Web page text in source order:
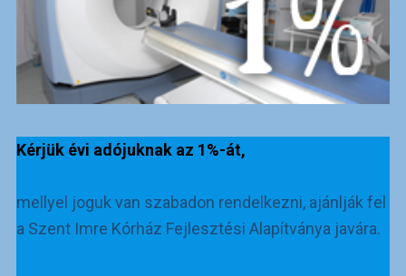
Kérjük évi adójuknak az 1%-át,
mellyel joguk van szabadon rendelkezni, ajánlják fel
a Szent Imre Kórház Fejlesztési Alapítványa javára.